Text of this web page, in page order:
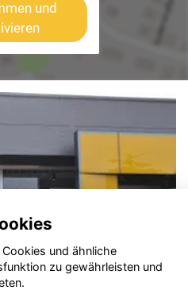
und
und ähnliche
zu gewährleisten und